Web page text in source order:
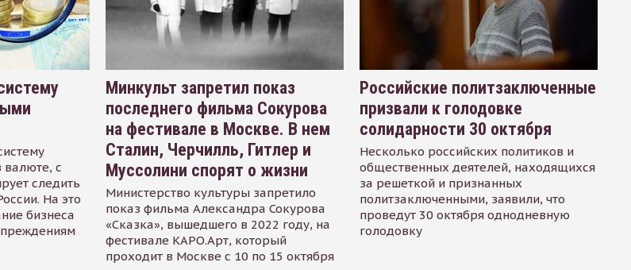
валюте, с
следить
На это
бизнеса
Минкульт запретил показ
последнего фильма Сокурова
на фестивале в Москве. В нем
Сталин, Черчилль, Гитлер и
Муссолини спорят о жизни
Министерство культуры запретило
показ фильма Александра Сокурова
«Сказка», вышедшего в 2022 году, на
фестивале КАРО.Арт, который
проходит в Москве с 10 по 15 октября
Российские политзаключенные
призвали к голодовке
солидарности 30 октября
Несколько российских политиков и
общественных деятелей, находящихся
за решеткой и признанных
политзаключенными, заявили, что
проведут 30 октября однодневную
голодовку